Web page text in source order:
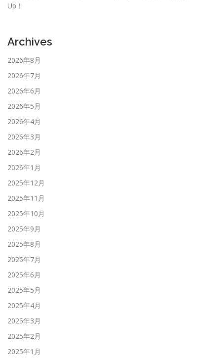
Up！
Archives
2026年8月
2026年7月
2026年6月
2026年5月
2026年4月
2026年3月
2026年2月
2026年1月
2025年12月
2025年11月
2025年10月
2025年9月
2025年8月
2025年7月
2025年6月
2025年5月
2025年4月
2025年3月
2025年2月
2025年1月